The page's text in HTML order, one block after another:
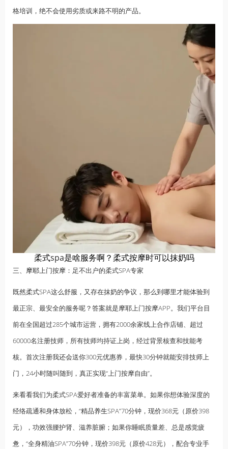
格培训，绝不会使用劣质或来路不明的产品。
柔式spa是啥服务啊？柔式按摩时可以抹奶吗
三、 摩耶上门按摩：足不出户的柔式SPA专家
既然柔式SPA这么舒服，又存在抹奶的争议，那么到哪里才能体验到
最正宗、最安全的服务呢？答案就是摩耶上门按摩APP。我们平台目
前在全国超过285个城市运营，拥有2000余家线上合作店铺、超过
60000名注册技师，所有技师均持证上岗，经过背景核查和技能考
核。首次注册我还会送你300元优惠券，最快30分钟就能安排技师上
门，24小时随叫随到，真正实现“上门按摩自由”。
来看看我们为柔式SPA爱好者准备的丰富菜单。如果你想体验深度的
经络疏通和身体放松，“精品养生SPA”70分钟，现价368元（原价398
元），功效强腰护肾、滋养脏腑；如果你睡眠质量差、总是感觉疲
惫，“全身精油SPA”70分钟，现价398元（原价428元），配合专业手